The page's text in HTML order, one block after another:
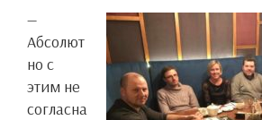
—
Абсолют
но с
этим не
согласна